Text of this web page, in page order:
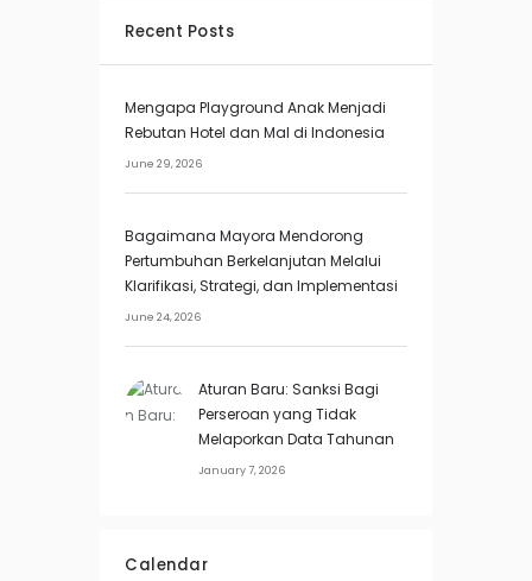
Recent Posts
Mengapa Playground Anak Menjadi
Rebutan Hotel dan Mal di Indonesia
June 29, 2026
Bagaimana Mayora Mendorong
Pertumbuhan Berkelanjutan Melalui
Klarifikasi, Strategi, dan Implementasi
June 24, 2026
Aturan Baru: Sanksi Bagi
Perseroan yang Tidak
Melaporkan Data Tahunan
January 7, 2026
Calendar